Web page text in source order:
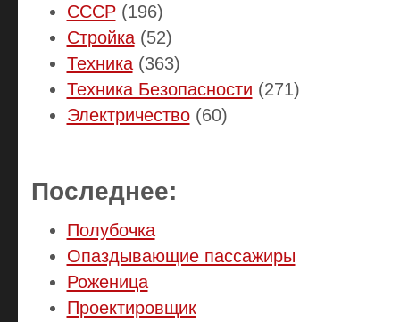
СССР(196)
Стройка(52)
Техника(363)
Техника Безопасности (271)
Электричество(60)
Последнее:
Полубочка
Опаздывающие пассажиры
Роженица
Проектировщик